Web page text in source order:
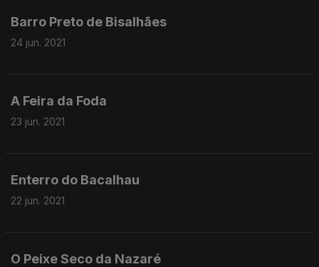
Barro Preto de Bisalhães
24 jun. 2021
A Feira da Foda
23 jun. 2021
Enterro do Bacalhau
22 jun. 2021
O Peixe Seco da Nazaré